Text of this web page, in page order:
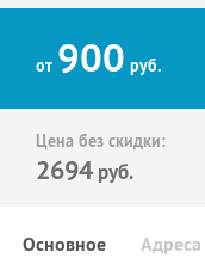
от 900 руб.
Цена без скидки:
2694 руб.
Основное Адреса